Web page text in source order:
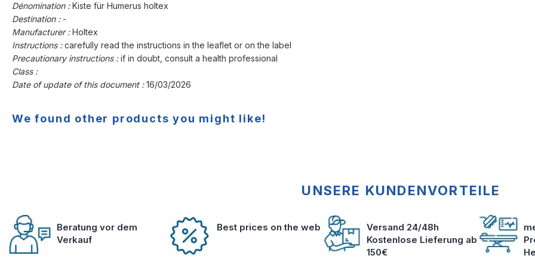
Dénomination :Kiste für Humerus holtex
Destination : -
Manufacturer :Holtex
Instructions :carefully read the instructions in the leaflet or on the label
Precautionary instructions :if in doubt, consult a health professional
Class :
Date of update of this document :16/03/2026
We found other products you might like!
UNSERE KUNDENVORTEILE
Beratung vor dem
Verkauf
Best prices on the web
Versand 24/48h
Kostenlose Lieferung ab
150€